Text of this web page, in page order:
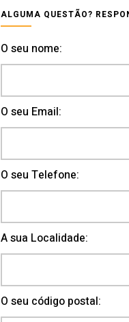
ALGUMA QUESTÃO?
O seu nome:
O seu Email:
O seu Telefone:
A sua Localidade:
O seu código postal: